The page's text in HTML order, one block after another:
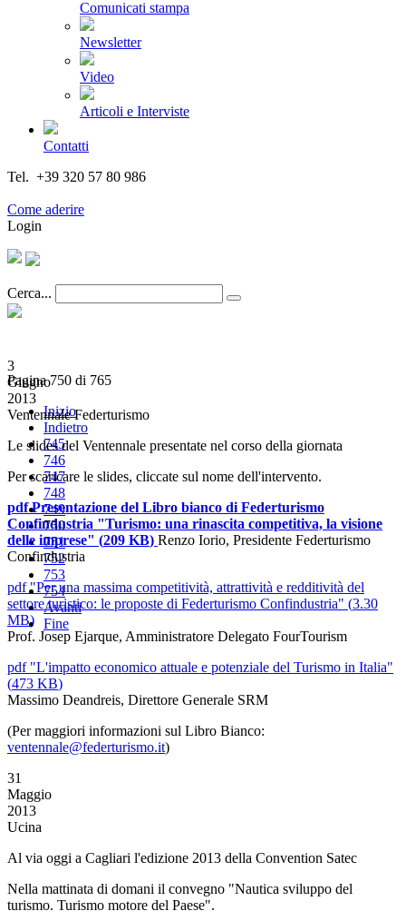
Comunicati stampa
Newsletter
Video
Articoli e Interviste
Contatti
Tel. +39 320 57 80 986
Come aderire
Login
Cerca...
3
Giugno
2013
Ventennale Federturismo
Le slides del Ventennale presentate nel corso della giornata
Per scaricare le slides, cliccate sul nome dell'intervento.
pdfPresentazione del Libro bianco di Federturismo
Confindustria "Turismo: una rinascita competitiva, la visione
delle imprese" (209 KB) Renzo Iorio, Presidente Federturismo
Confindustria
pdf"Per una massima competitività, attrattività e redditività del
settore turistico: le proposte di Federturismo Confindustria" (3.30
MB)
Prof. Josep Ejarque, Amministratore Delegato FourTourism
pdf"L'impatto economico attuale e potenziale del Turismo in Italia"
(473 KB)
Massimo Deandreis, Direttore Generale SRM
(Per maggiori informazioni sul Libro Bianco:
ventennale@federturismo.it)
31
Maggio
2013
Ucina
Al via oggi a Cagliari l'edizione 2013 della Convention Satec
Nella mattinata di domani il convegno "Nautica sviluppo del
turismo. Turismo motore del Paese".
Pagina 750 di 765
Inizio
Indietro
745
746
747
748
749
750
751
752
753
754
Avanti
Fine